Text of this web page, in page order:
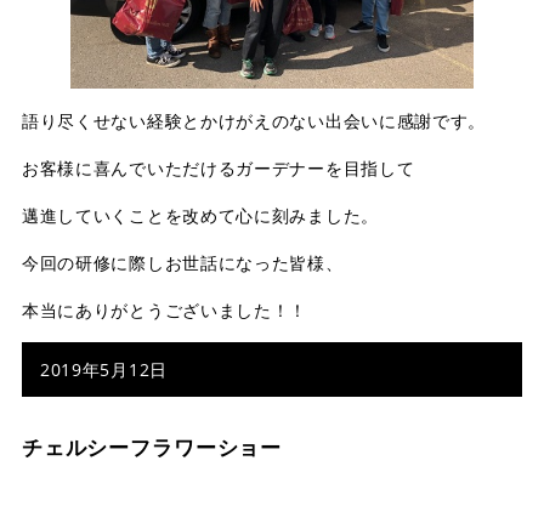
語り尽くせない経験とかけがえのない出会いに感謝です。
お客様に喜んでいただけるガーデナーを目指して
邁進していくことを改めて心に刻みました。
今回の研修に際しお世話になった皆様、
本当にありがとうございました！！
2019年5月12日
チェルシーフラワーショー